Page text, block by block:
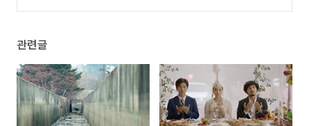
관련글